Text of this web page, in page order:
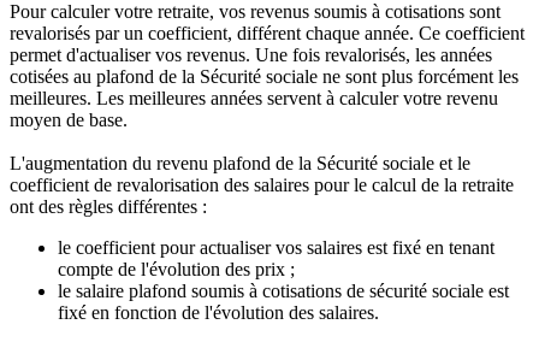
Pour calculer votre retraite, vos revenus soumis à cotisations sont
revalorisés par un coefficient, différent chaque année. Ce coefficient
permet d'actualiser vos revenus. Une fois revalorisés, les années
cotisées au plafond de la Sécurité sociale ne sont plus forcément les
meilleures. Les meilleures années servent à calculer votre revenu
moyen de base.
L'augmentation du revenu plafond de la Sécurité sociale et le
coefficient de revalorisation des salaires pour le calcul de la retraite
ont des règles différentes :
le coefficient pour actualiser vos salaires est fixé en tenant
compte de l'évolution des prix ;
le salaire plafond soumis à cotisations de sécurité sociale est
fixé en fonction de l'évolution des salaires.